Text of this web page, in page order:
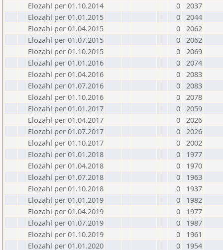
Elozahl per 01.10.2014
0 2037
Elozahl per 01.01.2015
0 2044
Elozahl per 01.04.2015
0 2062
Elozahl per 01.07.2015
0 2062
Elozahl per 01.10.2015
0 2069
Elozahl per 01.01.2016
0 2074
Elozahl per 01.04.2016
0 2083
Elozahl per 01.07.2016
0 2083
Elozahl per 01.10.2016
0 2078
Elozahl per 01.01.2017
0 2059
Elozahl per 01.04.2017
0 2026
Elozahl per 01.07.2017
0 2026
Elozahl per 01.10.2017
0 2002
Elozahl per 01.01.2018
0
1977
Elozahl per 01.04.2018
0
1970
Elozahl per 01.07.2018
0
1963
Elozahl per 01.10.2018
0
1937
Elozahl per 01.01.2019
0
1982
Elozahl per 01.04.2019
0
1977
Elozahl per 01.07.2019
0
1987
Elozahl per 01.10.2019
0
1961
Elozahl per 01.01.2020
0
1954